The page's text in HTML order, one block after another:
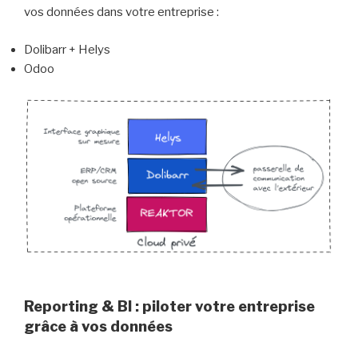
vos données dans votre entreprise :
Dolibarr + Helys
Odoo
Reporting & BI : piloter votre entreprise
grâce à vos données